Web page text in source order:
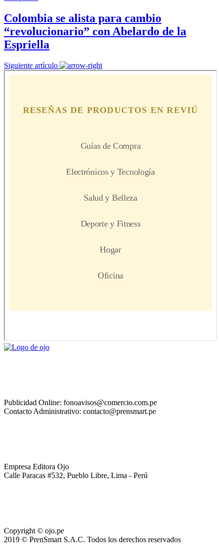
Colombia se alista para cambio
“revolucionario” con Abelardo de la
Espriella
Siguiente artículo
Publicidad Online: fonoavisos@comercio.com.pe
Contacto Administrativo: contacto@prensmart.pe
Empresa Editora Ojo
Calle Paracas #532, Pueblo Libre, Lima - Perú
Copyright © ojo.pe
2019 © PrenSmart S.A.C. Todos los derechos reservados